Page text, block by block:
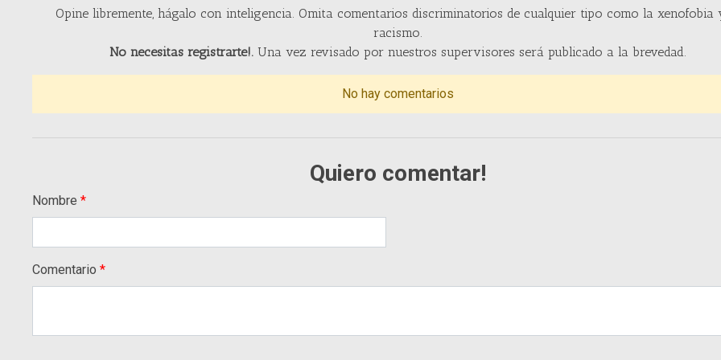
Opine libremente, hágalo con inteligencia. Omita comentarios discriminatorios de cualquier tipo como la xenofobia
racismo.
No necesitas registrarte!. Una vez revisado por nuestros supervisores será publicado a la brevedad.
No hay comentarios
Quiero comentar!
Nombre
Comentario